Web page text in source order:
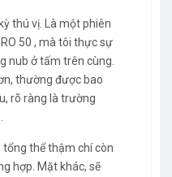
thú vị. Là một phiên
50 , mà tôi thực sự
nub ở tấm trên cùng.
thường được bao
rõ ràng là trường
thể thậm chí còn
hợp. Mặt khác, sẽ